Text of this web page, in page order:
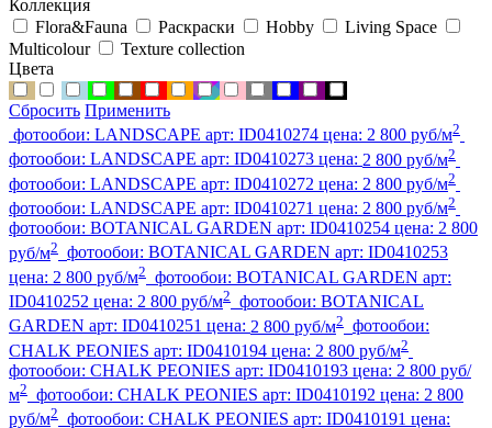
Коллекция
Flora&Fauna
Раскраски Hobby
Living Space
Multicolour
Texture collection
Цвета
Сбросить Применить
фотообои: LANDSCAPE арт: ID0410274 цена: 2 800 руб/м2
фотообои: LANDSCAPE арт: ID0410273 цена: 2 800 руб/м2
фотообои: LANDSCAPE арт: ID0410272 цена: 2 800 руб/м2
фотообои: LANDSCAPE арт: ID0410271 цена: 2 800 руб/м2
фотообои: BOTANICAL GARDEN арт: ID0410254 цена: 2 800
руб/м2 фотообои: BOTANICAL GARDEN арт: ID0410253
цена: 2 800 руб/м2 фотообои: BOTANICAL GARDEN арт:
ID0410252 цена: 2 800 руб/м2 фотообои: BOTANICAL
GARDEN арт: ID0410251 цена: 2 800 руб/м2 фотообои:
CHALK PEONIES арт: ID0410194 цена: 2 800 руб/м2
фотообои: CHALK PEONIES арт: ID0410193 цена: 2 800 руб/
м2 фотообои: CHALK PEONIES арт: ID0410192 цена: 2 800
руб/м2 фотообои: CHALK PEONIES арт: ID0410191 цена: